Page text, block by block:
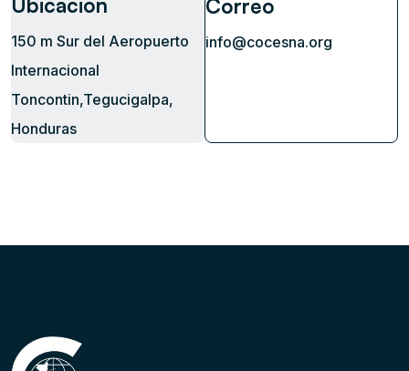
150 m Sur del Aeropuerto
Internacional
Toncontin,Tegucigalpa,
Honduras
Correo
info@cocesna.org